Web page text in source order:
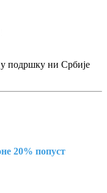
подршку ни Србије
20% попуст